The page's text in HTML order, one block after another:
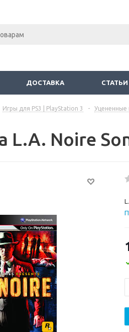
ДОСТАВКА СТАТЬИ
Игры для PS3 | PlayStation 3 - Уцененные
L.A. Noire